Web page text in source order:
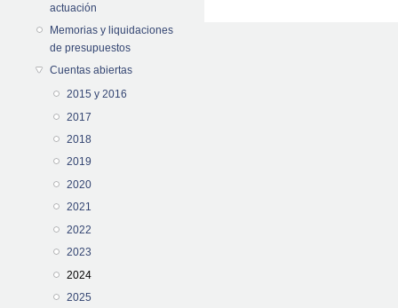
actuación
Memorias y liquidaciones
de presupuestos
Cuentas abiertas
2015 y 2016
2017
2018
2019
2020
2021
2022
2023
2024
2025